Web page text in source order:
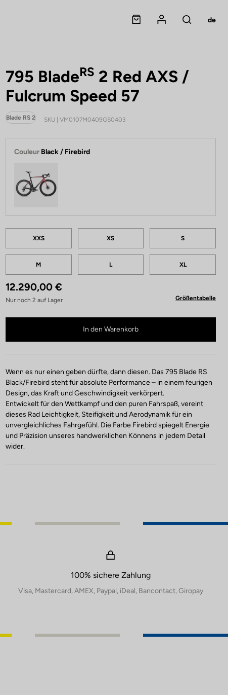
Panier
Mon compte
Rechercher
de
795 BladeRS 2 Red AXS /
Fulcrum Speed 57
Blade RS 2 SKU | VM0107M0409GS0403
Couleur Black / Firebird
r
e
n
XXS XS S
M L XL
12.290,00 €
Nur noch 2 auf Lager Größentabelle
In den Warenkorb
Wenn es nur einen geben dürfte, dann diesen. Das 795 Blade RS
Black/Firebird steht für absolute Performance – in einem feurigen
Design, das Kraft und Geschwindigkeit verkörpert.
Entwickelt für den Wettkampf und den puren Fahrspaß, vereint
dieses Rad Leichtigkeit, Steifigkeit und Aerodynamik für ein
unvergleichliches Fahrgefühl. Die Farbe Firebird spiegelt Energie
und Präzision unseres handwerklichen Könnens in jedem Detail
wider.
100% sichere Zahlung
Visa, Mastercard, AMEX, Paypal, iDeal, Bancontact, Giropay